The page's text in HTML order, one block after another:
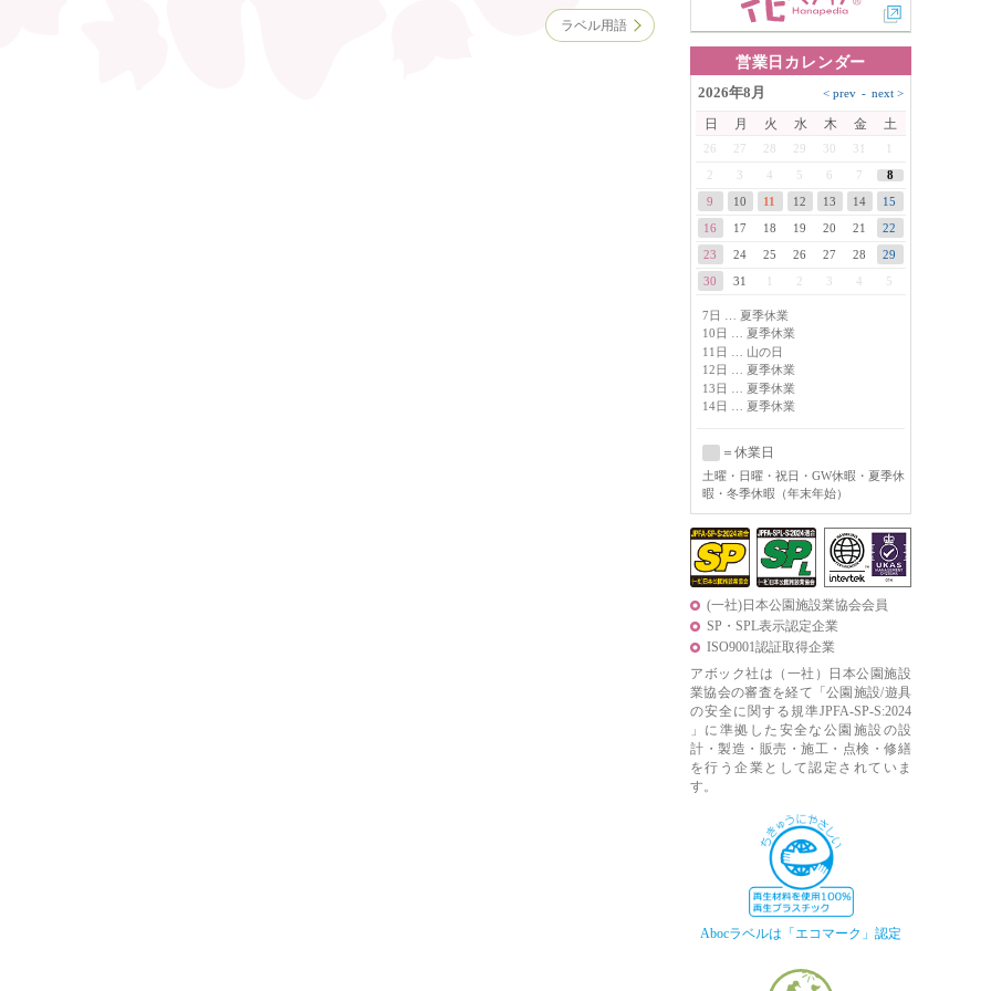
ラベル用語
営業日カレンダー
2026年8月
日 月 火 水 木 金 土
26 27 28 29 30 31
3 4 5 6 7 8
9 10 11 12 13 14
15
16
17 18 19 20 21
22
23
24 25 26 27 28
29
30
31 3 4 5
7日 … 夏季休業
10日 … 夏季休業
11日 … 山の日
12日 … 夏季休業
13日 … 夏季休業
14日 … 夏季休業
＝休業日
土曜・日曜・祝日・GW休暇・夏季休
暇・冬季休暇（年末年始）
(一社)日本公園施設業協会会員
SP・SPL表示認定企業
ISO9001認証取得企業
アボック社は（一社）日本公園施設
業協会の審査を経て「公園施設/遊具
の安全に関する規準JPFA-SP-S:2024
」に準拠した安全な公園施設の設
計・製造・販売・施工・点検・修繕
を行う企業として認定されていま
す。
Abocラベルは「エコマーク」認定